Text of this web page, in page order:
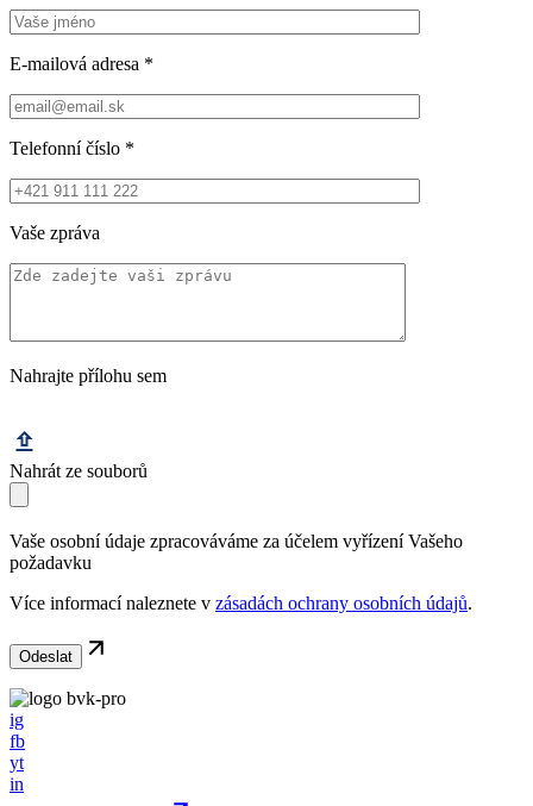
E-mailová adresa *
Telefonní číslo *
Vaše zpráva
Nahrajte přílohu sem
Nahrát ze souborů
Vaše osobní údaje zpracováváme za účelem vyřízení Vašeho
požadavku
Více informací naleznete v zásadách ochrany osobních údajů.
ig
fb
yt
in